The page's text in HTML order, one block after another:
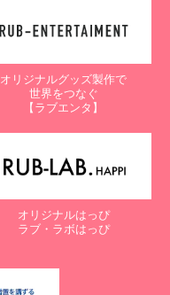
オリジナルグッズ製作で
世界をつなぐ
【ラブエンタ】
オリジナルはっぴ
ラブ・ラボはっぴ